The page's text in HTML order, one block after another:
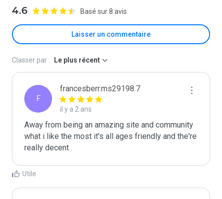
4.6 Basé sur 8 avis
Laisser un commentaire
Classer par : Le plus récent
F
francesberr.ms29198.7
il y a 2 ans
Away from being an amazing site and community
what i like the most it's all ages friendly and the're
really decent
Utile